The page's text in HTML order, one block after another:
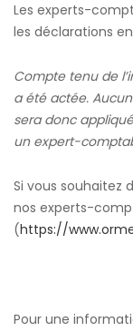
Les experts-
les déclarations en
Compte tenu de
a été actée.
sera donc
un expert-
Si vous souhaitez
nos experts-
(https://
Pour une